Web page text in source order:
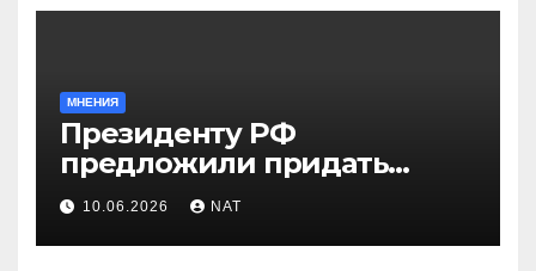
МНЕНИЯ
Президенту РФ
предложили придать
празднику Навруз
общенациональный статус
10.06.2026 NAT